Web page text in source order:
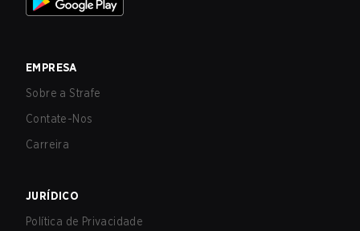
EMPRESA
Sobre a Strafe
Contate-Nos
Carreira
JURÍDICO
Política de Privacidade